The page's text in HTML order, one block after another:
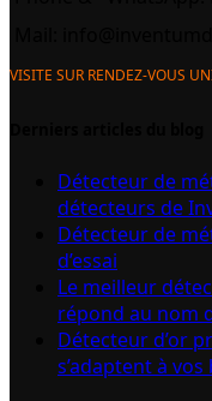
VISITE SUR RENDEZ-VOUS
Détecteur de
détecteurs de
Détecteur de
d’essai
Le meilleur
répond au nom
Détecteur d’or
s’adaptent à vos